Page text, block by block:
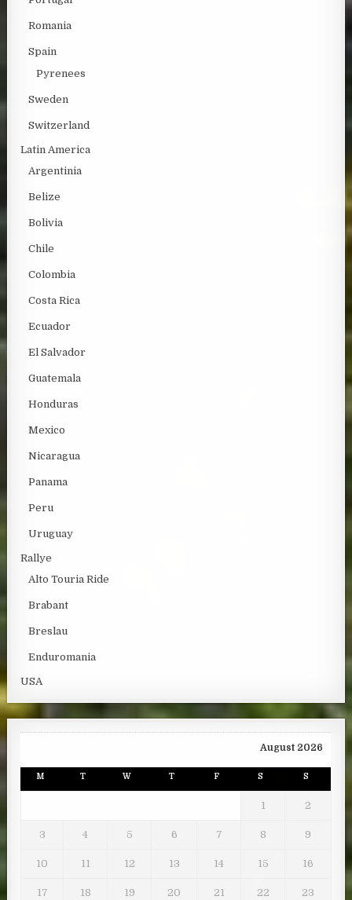
Romania
Spain
Pyrenees
Sweden
Switzerland
Latin America
Argentinia
Belize
Bolivia
Chile
Colombia
Costa Rica
Ecuador
El Salvador
Guatemala
Honduras
Mexico
Nicaragua
Panama
Peru
Uruguay
Rallye
Alto Touria Ride
Brabant
Breslau
Enduromania
USA
August 2026
M T W T F S S
1 2
3 4 5 6 7 8 9
10 11 12 13 14 15 16
17 18 19 20 21 22 23